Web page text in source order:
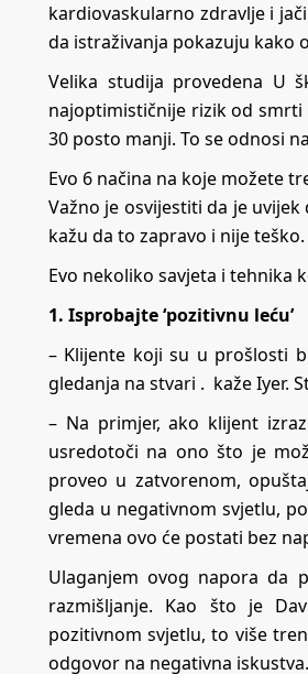
kardiovaskularno zdravlje i
da istraživanja pokazuju kako
Velika studija provedena U
najoptimističnije rizik od
30 posto manji. To se odnosi
Evo 6 načina na koje možete
Važno je osvijestiti da je
kažu da to zapravo i nije teško.
Evo nekoliko savjeta i tehnika
1. Isprobajte ‘pozitivnu leću’
– Klijente koji su u prošlosti
gledanja na stvari . kaže Iyer.
– Na primjer, ako klijent
usredotoči na ono što je
proveo u zatvorenom,
gleda u negativnom svjetlu,
vremena ovo će postati bez
Ulaganjem ovog napora da
razmišljanje. Kao što je
pozitivnom svjetlu, to više
odgovor na negativna iskustva.